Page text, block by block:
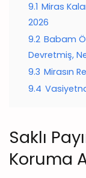
9.1 Miras
2026
9.2 Babam
Devretmiş,
9.3 Mirasın
9.4
Saklı
Koruma